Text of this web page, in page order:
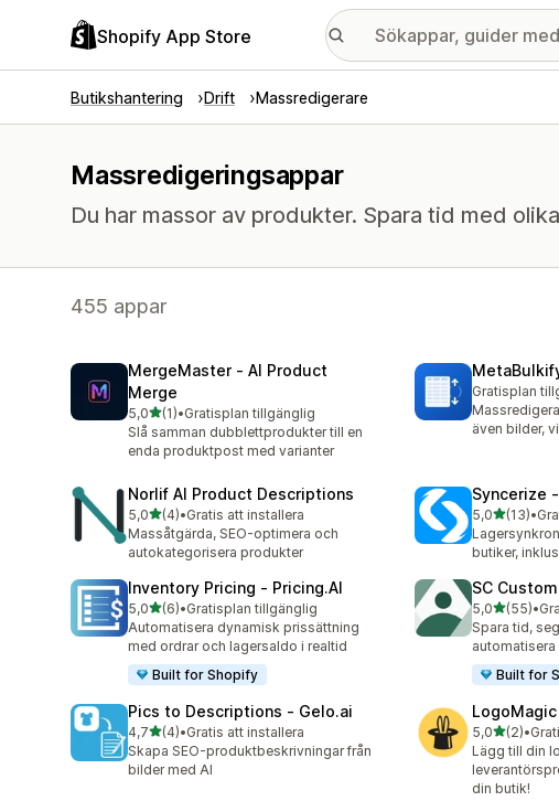
Shopify App Store
Butikshantering Drift Massredigerare
Massredigeringsappar
Du har massor av produkter. Spara tid med
455 appar
MergeMaster ‑ AI Product
Merge
5,0av 5 stjärnor
(1)
1 recensioner totalt
•Gratisplan tillgänglig
Slå samman dubblettprodukter till en
enda produktpost med varianter
Gratisplan
även bilder,
Norlif AI Product Descriptions
5,0av 5 stjärnor
(4)
4 recensioner totalt
•Gratis att installera
Massåtgärda, SEO-optimera och
autokategorisera produkter
Syncerize
5,0av 5(13)
13 •
butiker,
Inventory Pricing ‑ Pricing.AI
5,0av 5 stjärnor
(6)
6 recensioner totalt
•Gratisplan tillgänglig
Automatisera dynamisk prissättning
med ordrar och lagersaldo i realtid
Built for Shopify
SC
5,0av 5(55)
55 •
Spara tid,
Built for
Pics to Descriptions ‑ Gelo.ai
4,7av 5 stjärnor
(4)
4 recensioner totalt
•Gratis att installera
Skapa SEO-produktbeskrivningar från
bilder med AI
LogoMagic
5,0av 5
(2)
2 •
Lägg till din
din butik!